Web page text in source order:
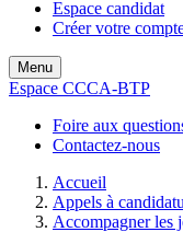
Espace candidat
Créer votre
Menu
Espace CCCA-BTP
Foire aux
Contactez-nous
Accueil
Appels à
Accompagner les